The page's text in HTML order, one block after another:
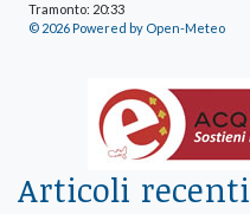
Tramonto: 20:33
© 2026 Powered by Open-Meteo
Articoli recenti